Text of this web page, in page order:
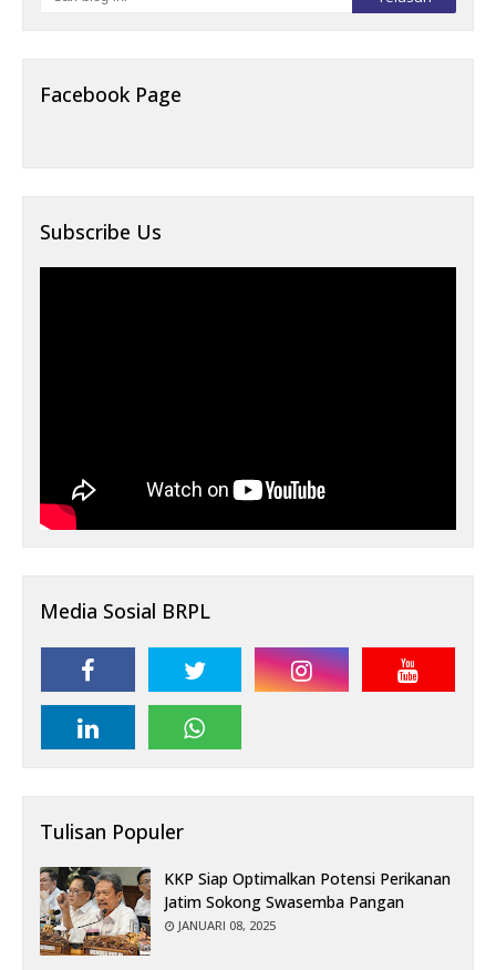
Facebook Page
Subscribe Us
Media Sosial BRPL
Tulisan Populer
KKP Siap Optimalkan Potensi Perikanan
Jatim Sokong Swasemba Pangan
JANUARI 08, 2025